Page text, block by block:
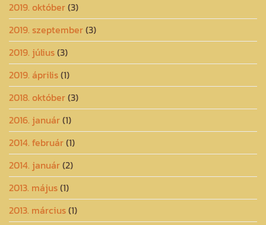
2019. október(3)
2019. szeptember(3)
2019. július(3)
2019. április(1)
2018. október(3)
2016. január(1)
2014. február(1)
2014. január(2)
2013. május(1)
2013. március(1)